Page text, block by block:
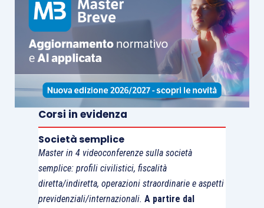
Un aspetto molto importante ricade, infine, suchi
deve fornire le informazioni al revisoredurante
lo svolgimento delle procedure di revisione. In
prima battuta, il
revisore si rivolgerà al
personale dedicato del fornitore esterno,ogni
qualvolta dovrà effettuare le procedure di
revisione, pur non venendo meno la
responsabilità della direzione dell’impresa
oggetto della revisione legale.
Corsi in evidenza
Società semplice
Master in 4 videoconferenze sulla società
semplice: profili civilistici, fiscalità
diretta/indiretta, operazioni straordinarie e aspetti
previdenziali/internazionali. A partire dal